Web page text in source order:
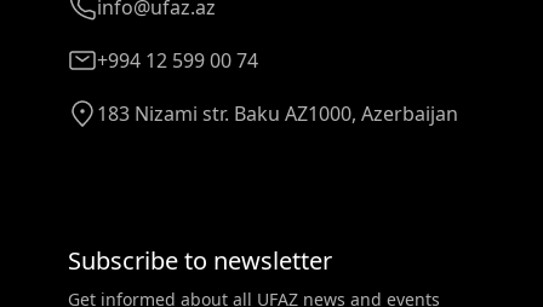
info@ufaz.az
+994 12 599 00 74
183 Nizami str. Baku AZ1000, Azerbaijan
Subscribe to newsletter
Get informed about all UFAZ news and events